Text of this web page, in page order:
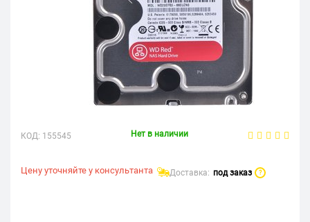
КОД: 155545 Нет в наличии
Цену уточняйте у консультанта Доставка: под заказ ?